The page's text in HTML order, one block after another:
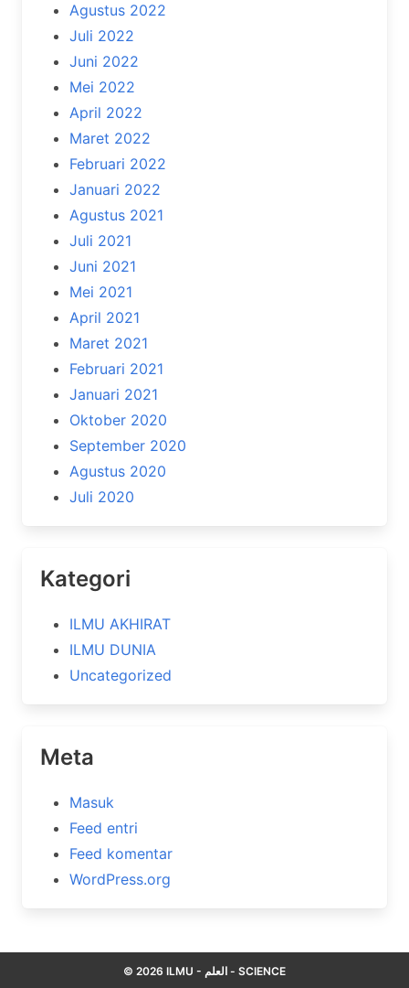
Agustus 2022
Juli 2022
Juni 2022
Mei 2022
April 2022
Maret 2022
Februari 2022
Januari 2022
Agustus 2021
Juli 2021
Juni 2021
Mei 2021
April 2021
Maret 2021
Februari 2021
Januari 2021
Oktober 2020
September 2020
Agustus 2020
Juli 2020
Kategori
ILMU AKHIRAT
ILMU DUNIA
Uncategorized
Meta
Masuk
Feed entri
Feed komentar
WordPress.org
© 2026 ILMU - العلم - SCIENCE